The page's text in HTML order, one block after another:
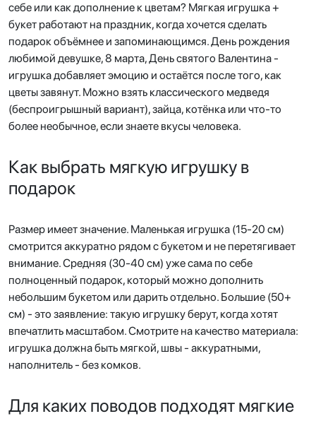
себе или как дополнение к цветам? Мягкая игрушка +
букет работают на праздник, когда хочется сделать
подарок объёмнее и запоминающимся. День рождения
любимой девушке, 8 марта, День святого Валентина -
игрушка добавляет эмоцию и остаётся после того, как
цветы завянут. Можно взять классического медведя
(беспроигрышный вариант), зайца, котёнка или что-то
более необычное, если знаете вкусы человека.
Как выбрать мягкую игрушку в
подарок
Размер имеет значение. Маленькая игрушка (15-20 см)
смотрится аккуратно рядом с букетом и не перетягивает
внимание. Средняя (30-40 см) уже сама по себе
полноценный подарок, который можно дополнить
небольшим букетом или дарить отдельно. Большие (50+
см) - это заявление: такую игрушку берут, когда хотят
впечатлить масштабом. Смотрите на качество материала:
игрушка должна быть мягкой, швы - аккуратными,
наполнитель - без комков.
Для каких поводов подходят мягкие